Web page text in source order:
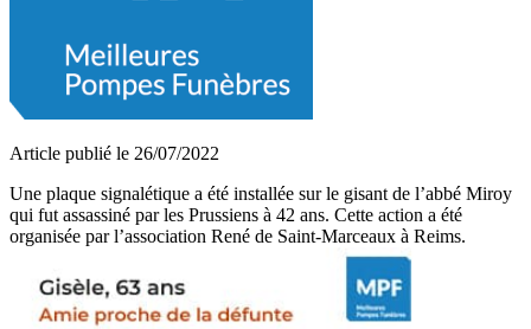
Article publié le 26/07/2022
Une plaque signalétique a été installée sur le gisant de l’abbé Miroy
qui fut assassiné par les Prussiens à 42 ans. Cette action a été
organisée par l’association René de Saint-Marceaux à Reims.